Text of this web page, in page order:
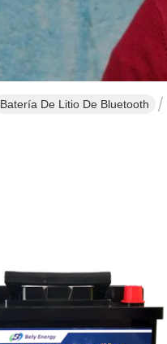
Batería De Litio De Bluetooth